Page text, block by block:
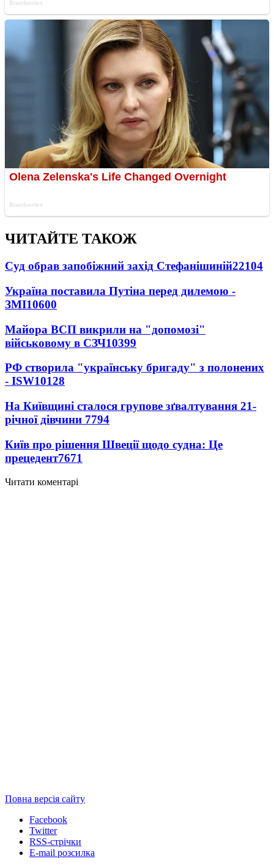
ЧИТАЙТЕ ТАКОЖ
Суд обрав запобіжний захід Стефанішиній22104
Україна поставила Путіна перед дилемою -
ЗМІ10600
Майора ВСП викрили на "допомозі"
військовому в СЗЧ10399
РФ створила "українську бригаду" з полонених
- ISW10128
На Київщині сталося групове зґвалтування 21-
річної дівчини 7794
Київ про рішення Швеції щодо судна: Це
прецедент7671
Читати коментарі
Повна версія сайту
Facebook
Twitter
RSS-стрічки
E-mail розсилка